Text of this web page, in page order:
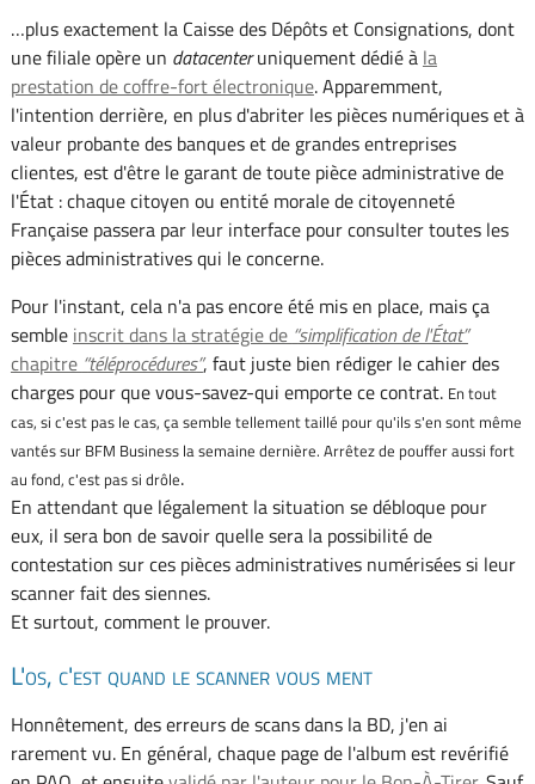
…plus exactement la Caisse des Dépôts et Consignations, dont
une filiale opère un datacenteruniquement dédié à la
prestation de coffre-fort électronique. Apparemment,
l'intention derrière, en plus d'abriter les pièces numériques et à
valeur probante des banques et de grandes entreprises
clientes, est d'être le garant de toute pièce administrative de
l'État : chaque citoyen ou entité morale de citoyenneté
Française passera par leur interface pour consulter toutes les
pièces administratives qui le concerne.
Pour l'instant, cela n'a pas encore été mis en place, mais ça
semble inscrit dans la stratégie de simplification de l'État
chapitre téléprocédures , faut juste bien rédiger le cahier des
charges pour que vous-savez-qui emporte ce contrat. En tout
cas, si c'est pas le cas, ça semble tellement taillé pour qu'ils s'en sont même
vantés sur BFM Business la semaine dernière. Arrêtez de pouffer aussi fort
au fond, c'est pas si drôle.
En attendant que légalement la situation se débloque pour
eux, il sera bon de savoir quelle sera la possibilité de
contestation sur ces pièces administratives numérisées si leur
scanner fait des siennes.
Et surtout, comment le prouver.
L'os, c'est quand le scanner vous ment
Honnêtement, des erreurs de scans dans la BD, j'en ai
rarement vu. En général, chaque page de l'album est revérifié